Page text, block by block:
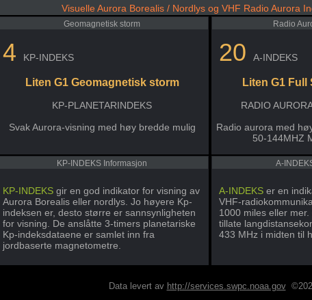
Visuelle Aurora Borealis / Nordlys og VHF Radio Aurora
Geomagnetisk storm
4 KP-INDEKS
Liten G1 Geomagnetisk storm
KP-PLANETARINDEKS
Svak Aurora-visning med høy bredde mulig
Radio
20 A-INDEKS
Liten G1 Full
RADIO
Radio aurora med
50-144MHZ
KP-INDEKS Informasjon
KP-INDEKS gir en god indikator for visning av
Aurora Borealis eller nordlys. Jo høyere Kp-
indeksen er, desto større er sannsynligheten
for visning. De anslåtte 3-timers planetariske
Kp-indeksdataene er samlet inn fra
jordbaserte magnetometre.
A-
A-INDEKS er en
VHF-
1000 miles eller
tillate
433 MHz i midten til
Data levert av http://services.swpc.noaa.gov